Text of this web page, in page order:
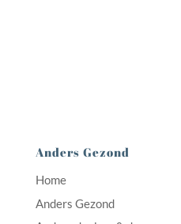
Anders Gezond
Home
Anders Gezond